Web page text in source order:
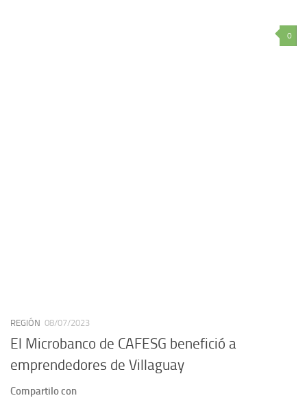
0
REGIÓN 08/07/2023
El Microbanco de CAFESG benefició a
emprendedores de Villaguay
Compartilo con